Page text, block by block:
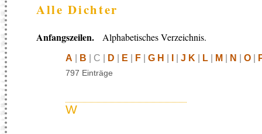
Alle Dichter
Anfangszeilen. Alphabetisches Verzeichnis.
A B | C | D E F G H J K L M N O
797 Einträge
W